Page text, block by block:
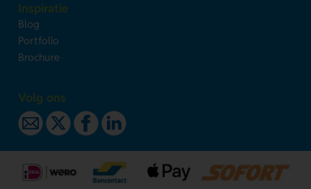
Inspiratie
Blog
Portfolio
Brochure
Volg ons